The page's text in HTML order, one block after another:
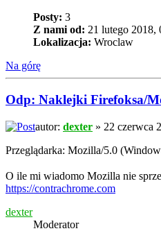
Posty: 3
Z nami od: 21 lutego 2018,
Lokalizacja: Wroclaw
Na górę
Odp: Naklejki Firefoksa/
autor: dexter » 22 czerwca
Przeglądarka: Mozilla/5.0
O ile mi wiadomo Mozilla nie
https://contrachrome.com
dexter
Moderator